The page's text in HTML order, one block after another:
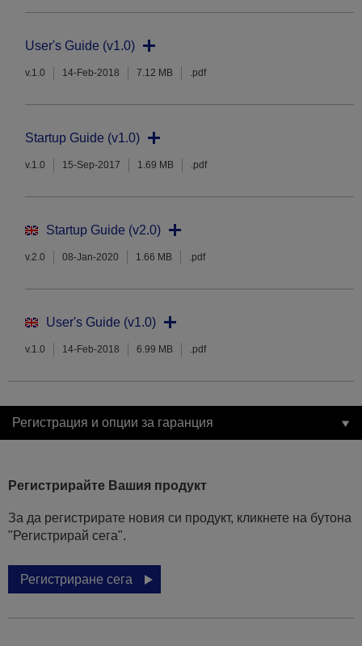
User's Guide (v1.0)
v.1.0 14-Feb-2018 7.12 MB .pdf
Startup Guide (v1.0)
v.1.0 15-Sep-2017 1.69 MB .pdf
Startup Guide (v2.0)
v.2.0 08-Jan-2020 1.66 MB .pdf
User's Guide (v1.0)
v.1.0 14-Feb-2018 6.99 MB .pdf
Регистрация и опции за гаранция
Регистрирайте Вашия продукт
За да регистрирате новия си продукт, кликнете на бутона
"Регистрирай сега".
Регистриране сега